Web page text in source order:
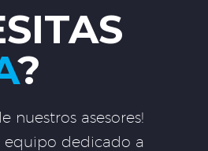
?
nuestros asesores!
equipo dedicado a